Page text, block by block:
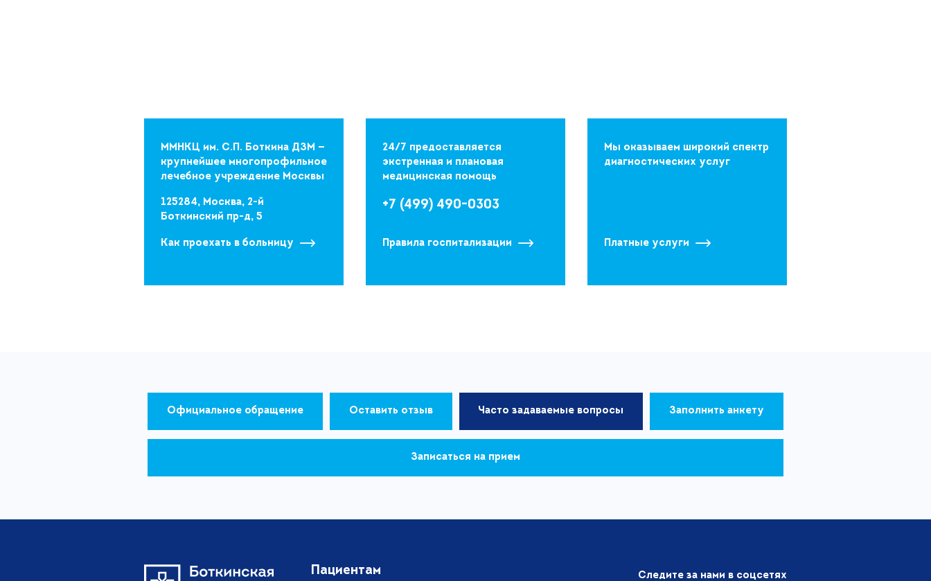
ММНКЦ им. С.П. Боткина ДЗМ —
крупнейшее многопрофильное
лечебное учреждение Москвы
125284, Москва, 2-й
Боткинский пр-д, 5
Как проехать в больницу
24/7 предоставляется
экстренная и плановая
медицинская помощь
+7 (499) 490-0303
Правила госпитализации
Мы оказываем широкий спектр
диагностических услуг
Платные услуги
Официальное обращение Оставить отзыв Часто задаваемые вопросы Заполнить анкету
Записаться на прием
Пациентам Следите за нами в соцсетях